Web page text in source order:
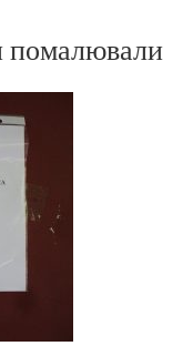
помалювали